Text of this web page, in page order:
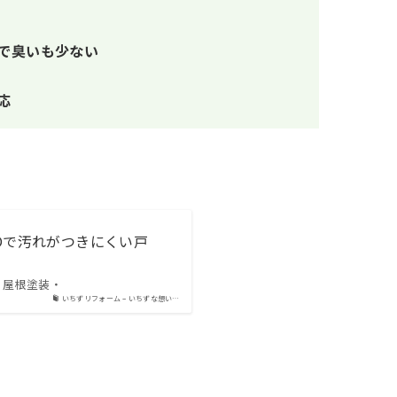
臭いも少ない
いちずリフォーム – いちずな想い…
汚れがつきにくい戸
根塗装・